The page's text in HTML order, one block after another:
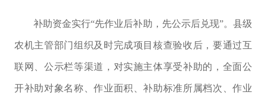
补助资金实行“先作业后补助，先公示后兑现”。县级
农机主管部门组织及时完成项目核查验收后，要通过互
联网、公示栏等渠道，对实施主体享受补助的，全面公
开补助对象名称、作业面积、补助标准所属档次、作业